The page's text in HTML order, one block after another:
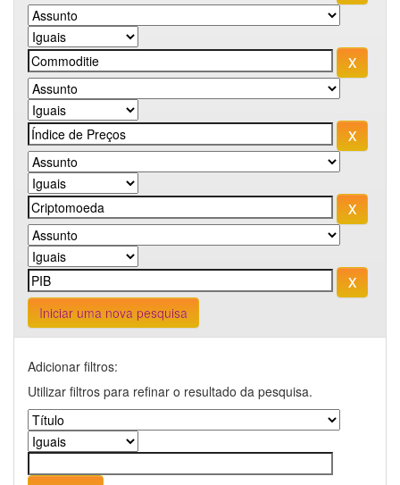
Iniciar uma nova pesquisa
Adicionar filtros:
Utilizar filtros para refinar o resultado da pesquisa.